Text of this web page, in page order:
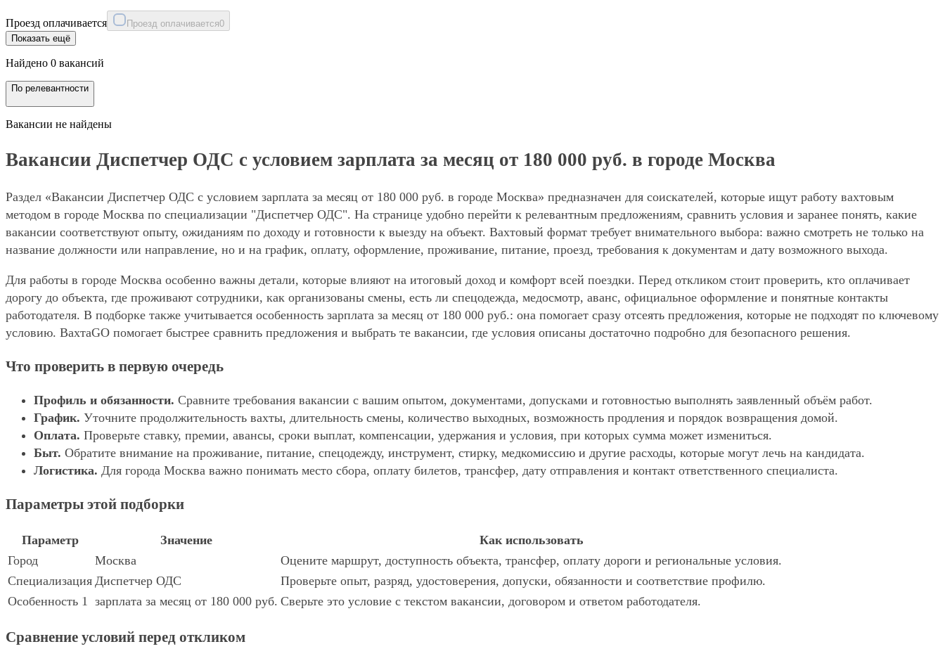
Проезд оплачивается Проезд оплачивается0
Показать ещё
Найдено 0 вакансий
По релевантности
Вакансии не найдены
Вакансии Диспетчер ОДС с условием зарплата за месяц от 180 000 руб. в городе Москва
Раздел «Вакансии Диспетчер ОДС с условием зарплата за месяц от 180 000 руб. в городе Москва» предназначен для соискателей, которые ищут работу вахтовым
методом в городе Москва по специализации "Диспетчер ОДС". На странице удобно перейти к релевантным предложениям, сравнить условия и заранее понять, какие
вакансии соответствуют опыту, ожиданиям по доходу и готовности к выезду на объект. Вахтовый формат требует внимательного выбора: важно смотреть не только на
название должности или направление, но и на график, оплату, оформление, проживание, питание, проезд, требования к документам и дату возможного выхода.
Для работы в городе Москва особенно важны детали, которые влияют на итоговый доход и комфорт всей поездки. Перед откликом стоит проверить, кто оплачивает
дорогу до объекта, где проживают сотрудники, как организованы смены, есть ли спецодежда, медосмотр, аванс, официальное оформление и понятные контакты
работодателя. В подборке также учитывается особенность зарплата за месяц от 180 000 руб.: она помогает сразу отсеять предложения, которые не подходят по ключевому
условию. ВахтаGO помогает быстрее сравнить предложения и выбрать те вакансии, где условия описаны достаточно подробно для безопасного решения.
Что проверить в первую очередь
Профиль и обязанности. Сравните требования вакансии с вашим опытом, документами, допусками и готовностью выполнять заявленный объём работ.
График. Уточните продолжительность вахты, длительность смены, количество выходных, возможность продления и порядок возвращения домой.
Оплата. Проверьте ставку, премии, авансы, сроки выплат, компенсации, удержания и условия, при которых сумма может измениться.
Быт. Обратите внимание на проживание, питание, спецодежду, инструмент, стирку, медкомиссию и другие расходы, которые могут лечь на кандидата.
Логистика. Для города Москва важно понимать место сбора, оплату билетов, трансфер, дату отправления и контакт ответственного специалиста.
Параметры этой подборки
Параметр Значение
Как использовать
Город
Москва
Оцените маршрут, доступность объекта, трансфер, оплату дороги и региональные условия.
Специализация Диспетчер ОДС
Проверьте опыт, разряд, удостоверения, допуски, обязанности и соответствие профилю.
Особенность 1 зарплата за месяц от 180 000 руб. Сверьте это условие с текстом вакансии, договором и ответом работодателя.
Сравнение условий перед откликом